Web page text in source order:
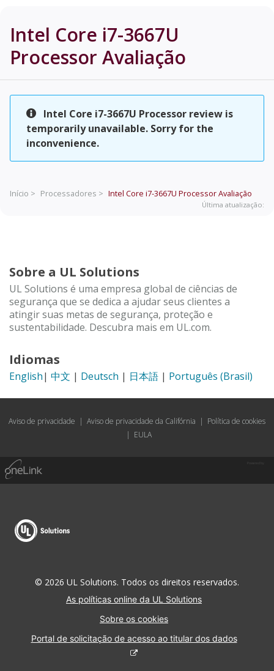
Intel Core i7-3667U
Processor Avaliação
Intel Core i7-3667U Processor review is
temporarily unavailable. Sorry for the
inconvenience.
Início > Processadores > Intel Core i7-3667U ProcessorAvaliação
Última atualização:
Sobre a UL Solutions
UL Solutions é uma empresa global de ciências de
segurança que se dedica a ajudar seus clientes a
atingir suas metas de segurança, proteção e
sustentabilidade. Descubra mais em UL.com.
Idiomas
English| 中文 | Deutsch | 日本語 | Português (Brasil)
Aviso de privacidade | Aviso de privacidade da Califórnia | Política de cookies
| EULA
© 2026 UL Solutions. Todos os direitos reservados.
As políticas online da UL Solutions
Sobre os cookies
Portal de solicitação de acesso ao titular dos dados